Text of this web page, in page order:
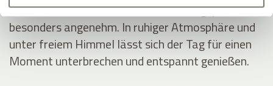
Auf der Gartenterrasse wird die Mittagspause
besonders angenehm. In ruhiger Atmosphäre und
unter freiem Himmel lässt sich der Tag für einen
Moment unterbrechen und entspannt genießen.